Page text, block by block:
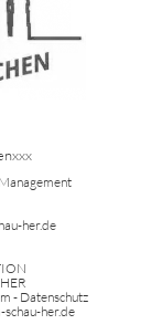
her.de
- Datenschutz
schau-her.de